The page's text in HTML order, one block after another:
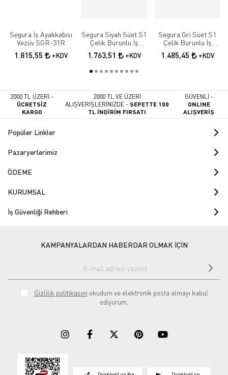
Segura İş Ayakkabısı
Vezüv SGR-31R
1.815,55 +KDV
Segura Siyah Süet S1
Çelik Burunlu İş
Güvenlik Ayakkabısı
SGR-52
1.763,51 +KDV
Segura Gri Süet S1
Çelik Burunlu İş
Güvenlik Ayakkabısı
SGR-51
1.485,45 +KDV
2000 TL ÜZERİ -
ÜCRETSİZ
KARGO
2000 TL VE ÜZERİ
ALIŞVERİŞLERİNİZDE -SEPETTE 100
TL İNDİRİM FIRSATI
GÜVENLİ -
ONLINE
ALIŞVERİŞ
Popüler Linkler
Pazaryerlerimiz
ÖDEME
KURUMSAL
İş Güvenliği Rehberi
KAMPANYALARDAN HABERDAR OLMAK İÇİN
Gizlilik politikasını okudum ve elektronik posta almayı kabul
ediyorum.